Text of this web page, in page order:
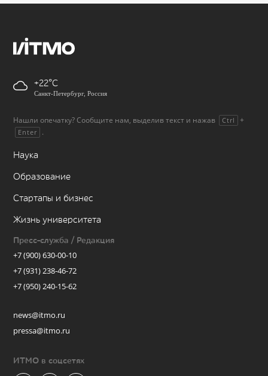
+22
Санкт-Петербург, Россия
Нашли опечатку? Сообщите нам, выделив текст и нажав Ctrl +
Enter .
Наука
Образование
Стартапы и бизнес
Жизнь университета
Пресс-служба / Редакция
+7 (900) 630-00-10
+7 (931) 238-46-72
+7 (950) 240-15-62
news@itmo.ru
pressa@itmo.ru
ИТМО в соцсетях